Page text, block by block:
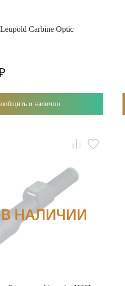
Carbine Optic
Сообщить о наличии